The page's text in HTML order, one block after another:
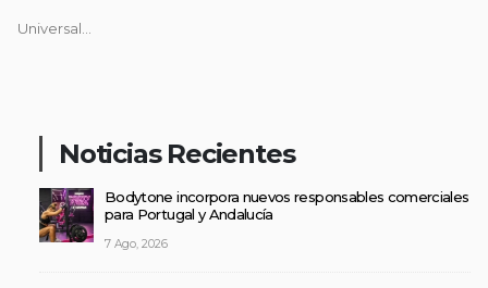
Universal...
Noticias Recientes
Bodytone incorpora nuevos responsables comerciales
para Portugal y Andalucía
7 Ago, 2026